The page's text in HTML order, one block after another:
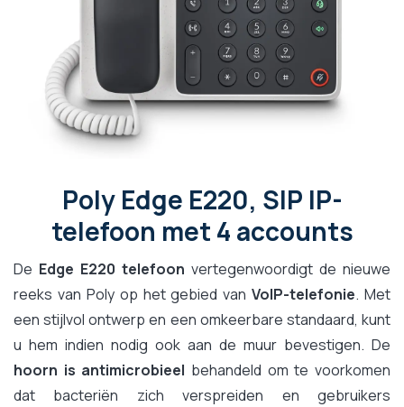
Poly Edge E220, SIP IP-
telefoon met 4 accounts
De Edge E220 telefoon vertegenwoordigt de nieuwe
reeks van Poly op het gebied vanVoIP-telefonie. Met
een stijlvol ontwerp en een omkeerbare standaard, kunt
u hem indien nodig ook aan de muur bevestigen. De
hoorn is antimicrobieel behandeld om te voorkomen
dat bacteriën zich verspreiden en gebruikers